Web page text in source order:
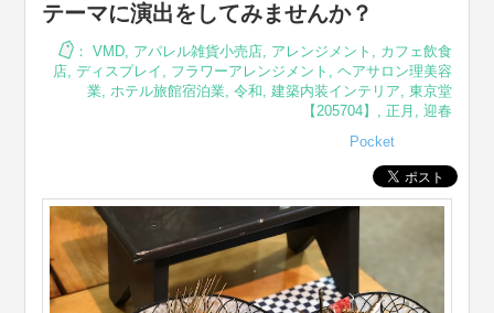
テーマに演出をしてみませんか？
： VMD, アパレル雑貨小売店, アレンジメント , カフェ飲食
店, ディスプレイ , フラワーアレンジメント , ヘアサロン理美容
業, ホテル旅館宿泊業, 令和, 建築内装インテリア, 東京堂
【205704】 , 正月 , 迎春
Pocket